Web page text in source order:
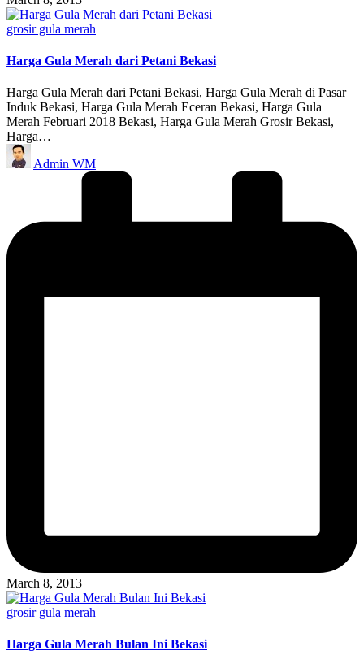
Posted
grosir gula merah
Harga Gula Merah dari Petani Bekasi
Harga Gula Merah dari Petani Bekasi, Harga Gula Merah di Pasar
Induk Bekasi, Harga Gula Merah Eceran Bekasi, Harga Gula
Merah Februari 2018 Bekasi, Harga Gula Merah Grosir Bekasi,
Harga…
Posted
by
Admin WM
March 8, 2013
Posted
grosir gula merah
Harga Gula Merah Bulan Ini Bekasi